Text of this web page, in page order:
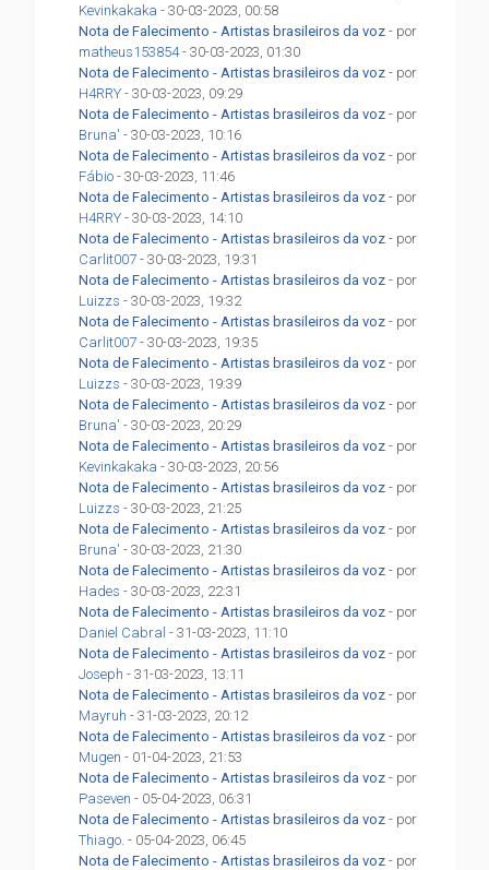
Kevinkakaka - 30-03-2023, 00:58
Nota de Falecimento - Artistas brasileiros da voz - por
matheus153854- 30-03-2023, 01:30
Nota de Falecimento - Artistas brasileiros da voz - por
H4RRY - 30-03-2023, 09:29
Nota de Falecimento - Artistas brasileiros da voz - por
Bruna' - 30-03-2023, 10:16
Nota de Falecimento - Artistas brasileiros da voz - por
Fábio - 30-03-2023, 11:46
Nota de Falecimento - Artistas brasileiros da voz - por
H4RRY - 30-03-2023, 14:10
Nota de Falecimento - Artistas brasileiros da voz - por
Carlit007 - 30-03-2023, 19:31
Nota de Falecimento - Artistas brasileiros da voz - por
Luizzs - 30-03-2023, 19:32
Nota de Falecimento - Artistas brasileiros da voz - por
Carlit007 - 30-03-2023, 19:35
Nota de Falecimento - Artistas brasileiros da voz - por
Luizzs - 30-03-2023, 19:39
Nota de Falecimento - Artistas brasileiros da voz - por
Bruna' - 30-03-2023, 20:29
Nota de Falecimento - Artistas brasileiros da voz - por
Kevinkakaka - 30-03-2023, 20:56
Nota de Falecimento - Artistas brasileiros da voz - por
Luizzs - 30-03-2023, 21:25
Nota de Falecimento - Artistas brasileiros da voz - por
Bruna' - 30-03-2023, 21:30
Nota de Falecimento - Artistas brasileiros da voz - por
Hades - 30-03-2023, 22:31
Nota de Falecimento - Artistas brasileiros da voz - por
Daniel Cabral - 31-03-2023, 11:10
Nota de Falecimento - Artistas brasileiros da voz - por
Joseph - 31-03-2023, 13:11
Nota de Falecimento - Artistas brasileiros da voz - por
Mayruh - 31-03-2023, 20:12
Nota de Falecimento - Artistas brasileiros da voz - por
Mugen - 01-04-2023, 21:53
Nota de Falecimento - Artistas brasileiros da voz - por
Paseven - 05-04-2023, 06:31
Nota de Falecimento - Artistas brasileiros da voz - por
Thiago. - 05-04-2023, 06:45
Nota de Falecimento - Artistas brasileiros da voz - por